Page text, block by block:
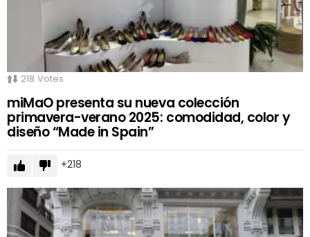
218 Votes
miMaO presenta su nueva colección
primavera-verano 2025: comodidad, color y
diseño “Made in Spain”
218